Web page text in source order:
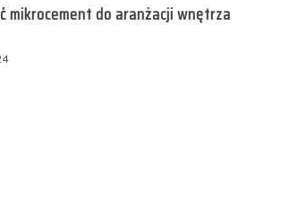
mikrocement do aranżacji wnętrza